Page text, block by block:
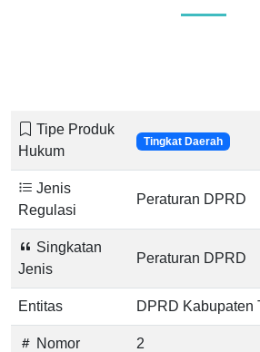
Tipe Produk
Hukum
Tingkat Daerah
Jenis
Regulasi
Peraturan DPRD
Singkatan
Jenis
Peraturan DPRD
Entitas DPRD Kabupaten
Nomor 2